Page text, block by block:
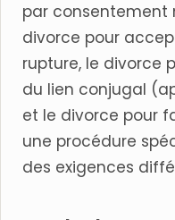
par consentement
divorce pour
rupture, le divorce
du lien conjugal
et le divorce pour
une procédure
des exigences